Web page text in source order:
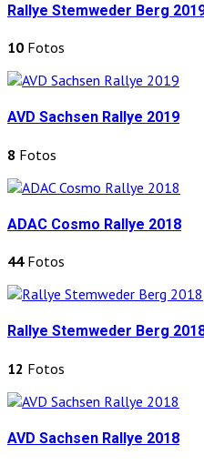
Rallye Stemweder Berg
10 Fotos
AVD Sachsen Rallye 2019
8 Fotos
ADAC Cosmo Rallye 2018
44Fotos
Rallye Stemweder Berg
12 Fotos
AVD Sachsen Rallye 2018